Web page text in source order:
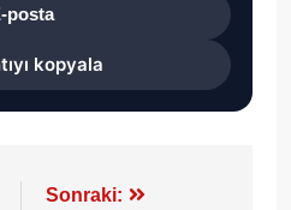
posta
kopyala
Sonraki: